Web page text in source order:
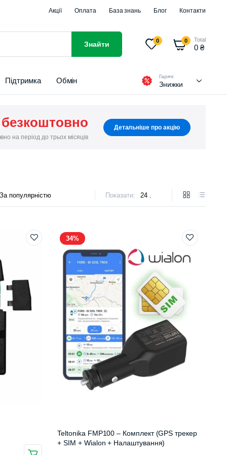
Акції Оплата База знань Блог Контакти
Знайти 0 0 Total
0₴
Підтримка Обмін Гарячі
Знижки
безкоштовно
на період до трьох місяців
Детальніше про акцію
Показати:
34%
Teltonika FMP100 – Комплект (GPS трекер
+ SIM + Wialon + Налаштування)